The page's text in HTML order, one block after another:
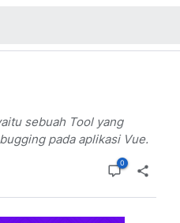
sebuah Tool yang
pada aplikasi Vue.